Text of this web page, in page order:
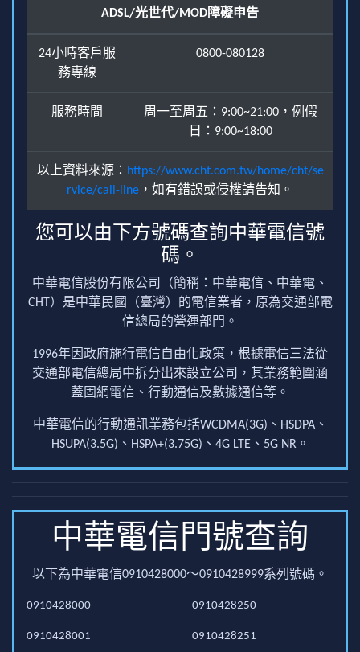
ADSL/光世代/MOD障礙申告
24小時客戶服
務專線
0800-080128
服務時間
周一至周五：9:00~21:00，例假
日：9:00~18:00
以上資料來源： https://www.cht.com.tw/home/cht/se
rvice/call-line ，如有錯誤或侵權請告知。
您可以由下方號碼查詢中華電信號
碼。
中華電信股份有限公司（簡稱：中華電信、中華電、
CHT）是中華民國（臺灣）的電信業者，原為交通部電
信總局的營運部門。
1996年因政府施行電信自由化政策，根據電信三法從
交通部電信總局中拆分出來設立公司，其業務範圍涵
蓋固網電信、行動通信及數據通信等。
中華電信的行動通訊業務包括WCDMA(3G)、HSDPA、
HSUPA(3.5G)、HSPA+(3.75G)、4G LTE、5G NR。
中華電信門號查詢
以下為中華電信0910428000～0910428999系列號碼。
0910428000
0910428001
0910428250
0910428251